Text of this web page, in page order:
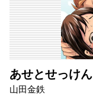
あせとせっけん
山田金鉄